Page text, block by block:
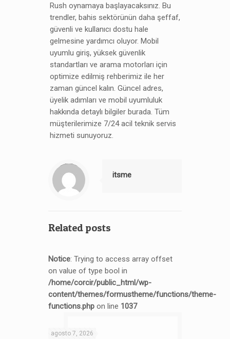
Rush oynamaya başlayacaksınız. Bu
trendler, bahis sektörünün daha şeffaf,
güvenli ve kullanıcı dostu hale
gelmesine yardımcı oluyor. Mobil
uyumlu giriş, yüksek güvenlik
standartları ve arama motorları için
optimize edilmiş rehberimiz ile her
zaman güncel kalın. Güncel adres,
üyelik adımları ve mobil uyumluluk
hakkında detaylı bilgiler burada. Tüm
müşterilerimize 7/24 acil teknik servis
hizmeti sunuyoruz.
Notice
/home/corcir/public_html/wp-content/themes/formustheme/includes/content-single.php
on line
190
itsme
Related posts
Notice: Trying to access array offset
on value of type bool in
/home/corcir/public_html/wp-
content/themes/formustheme/functions/theme-
functions.php on line 1037
agosto 7, 2026